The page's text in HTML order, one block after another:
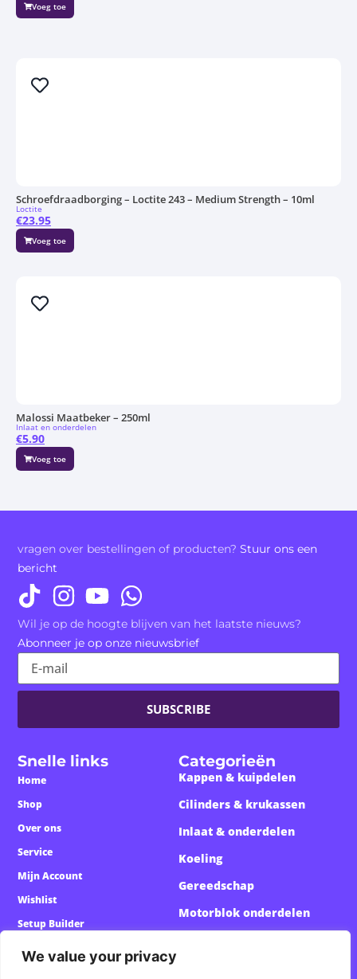
We value your privacy
Voeg toe
Schroefdraadborging – Loctite 243 – Medium Strength – 10ml
Loctite
Voeg toe
€23.95
Malossi Maatbeker – 250ml
Inlaat en onderdelen
Voeg toe
€5.90
Snelle links
Home
Shop
Over ons
Service
Mijn Account
Wishlist
Setup Builder
Categorieën
Kappen & kuipdelen
Cilinders & krukassen
Inlaat & onderdelen
Koeling
Gereedschap
Motorblok onderdelen
vragen over bestellingen of producten?Stuur ons een
bericht
Wil je op de hoogte blijven van het laatste nieuws?
Abonneer je op onze nieuwsbrief
SUBSCRIBE